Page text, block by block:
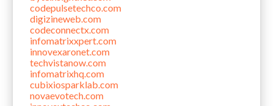
codepulsetechco.com
digizineweb.com
codeconnectx.com
infomatrixxpert.com
innovexaronet.com
techvistanow.com
infomatrixhq.com
cubixiosparklab.com
novaevotech.com